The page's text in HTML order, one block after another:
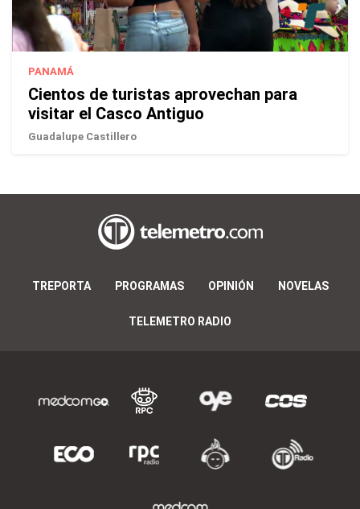
PANAMÁ
Cientos de turistas aprovechan para
visitar el Casco Antiguo
Guadalupe Castillero
TREPORTA PROGRAMAS OPINIÓN NOVELAS
TELEMETRO RADIO